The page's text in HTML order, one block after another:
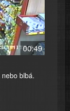
00:49
blbá.